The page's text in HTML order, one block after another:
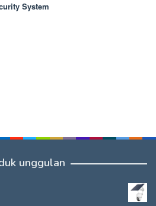
System
unggulan